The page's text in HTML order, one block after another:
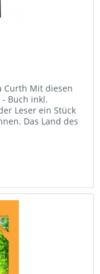
Curth Mit diesen
Buch inkl.
Leser ein Stück
Das Land des